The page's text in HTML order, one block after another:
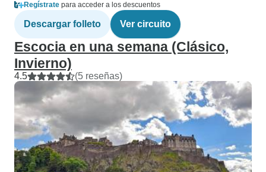
Regístrate para acceder a los descuentos
Descargar folleto Ver circuito
Escocia en una semana (Clásico,
Invierno)
4.5 (5 reseñas)